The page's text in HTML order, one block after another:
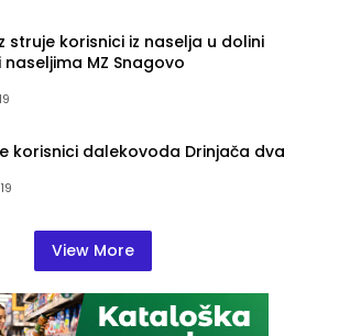
struje korisnici iz naselja u dolini
MZ Snagovo
korisnici dalekovoda Drinjača dva
View More